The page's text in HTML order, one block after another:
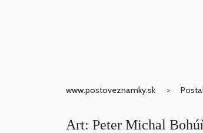
www.postoveznamky.sk
Art: Peter Michal